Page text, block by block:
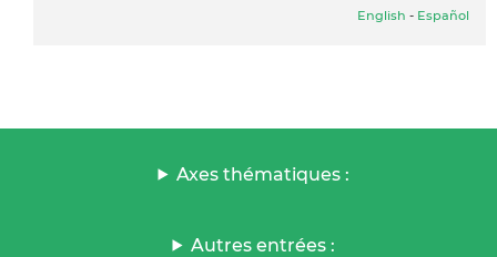
English - Español
Axes thématiques :
Autres entrées :